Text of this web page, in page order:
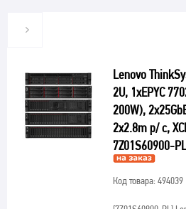
Lenovo
2U, 1xEPYC
200W),
2x2.8m p/ c,
7Z01S60900-
Код товара: 494039